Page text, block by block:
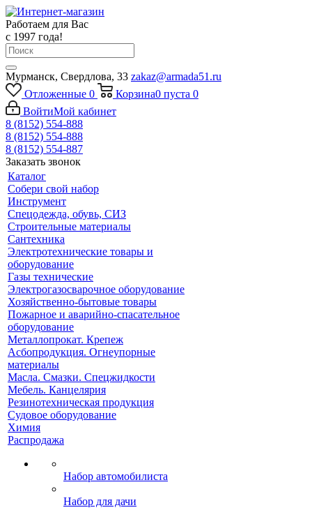
Работаем для Вас
с 1997 года!
Мурманск, Свердлова, 33 zakaz@armada51.ru
Отложенные 0 Корзина0 пуста 0
ВойтиМой кабинет
8 (8152) 554-888
8 (8152) 554-888
8 (8152) 554-887
Заказать звонок
Каталог
Собери свой набор
Инструмент
Спецодежда, обувь, СИЗ
Строительные материалы
Сантехника
Электротехнические товары и
оборудование
Газы технические
Электрогазосварочное оборудование
Хозяйственно-бытовые товары
Пожарное и аварийно-спасательное
оборудование
Металлопрокат. Крепеж
Асбопродукция. Огнеупорные
материалы
Масла. Смазки. Спецжидкости
Мебель. Канцелярия
Резинотехническая продукция
Судовое оборудование
Химия
Распродажа
Набор автомобилиста
Набор для дачи